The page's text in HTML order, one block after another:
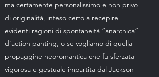
ma certamente personalissimo e non privo
di originalità, inteso certo a recepire
evidenti ragioni di spontaneità “anarchica”
d’action panting, o se vogliamo di quella
propaggine neoromantica che fu sferzata
vigorosa e gestuale impartita dal Jackson